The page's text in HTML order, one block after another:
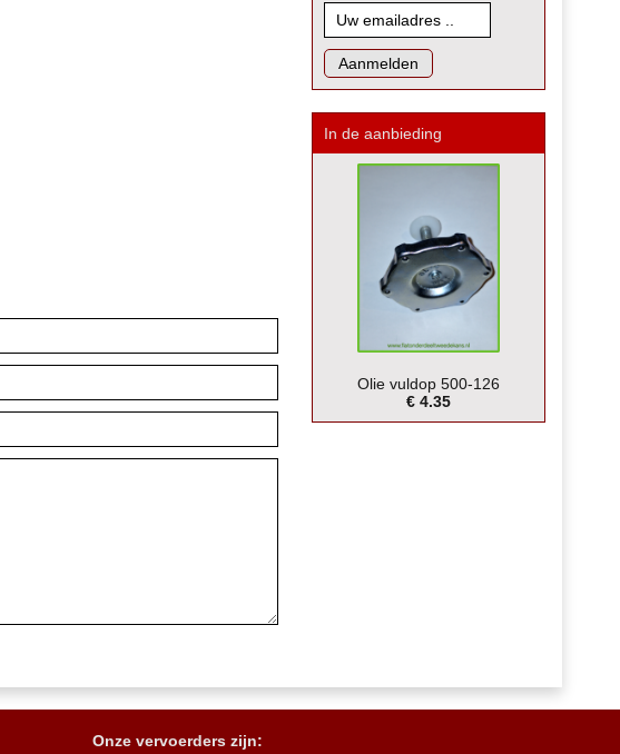
In de aanbieding
Olie vuldop 500-126
€ 4.35
Onze vervoerders zijn: